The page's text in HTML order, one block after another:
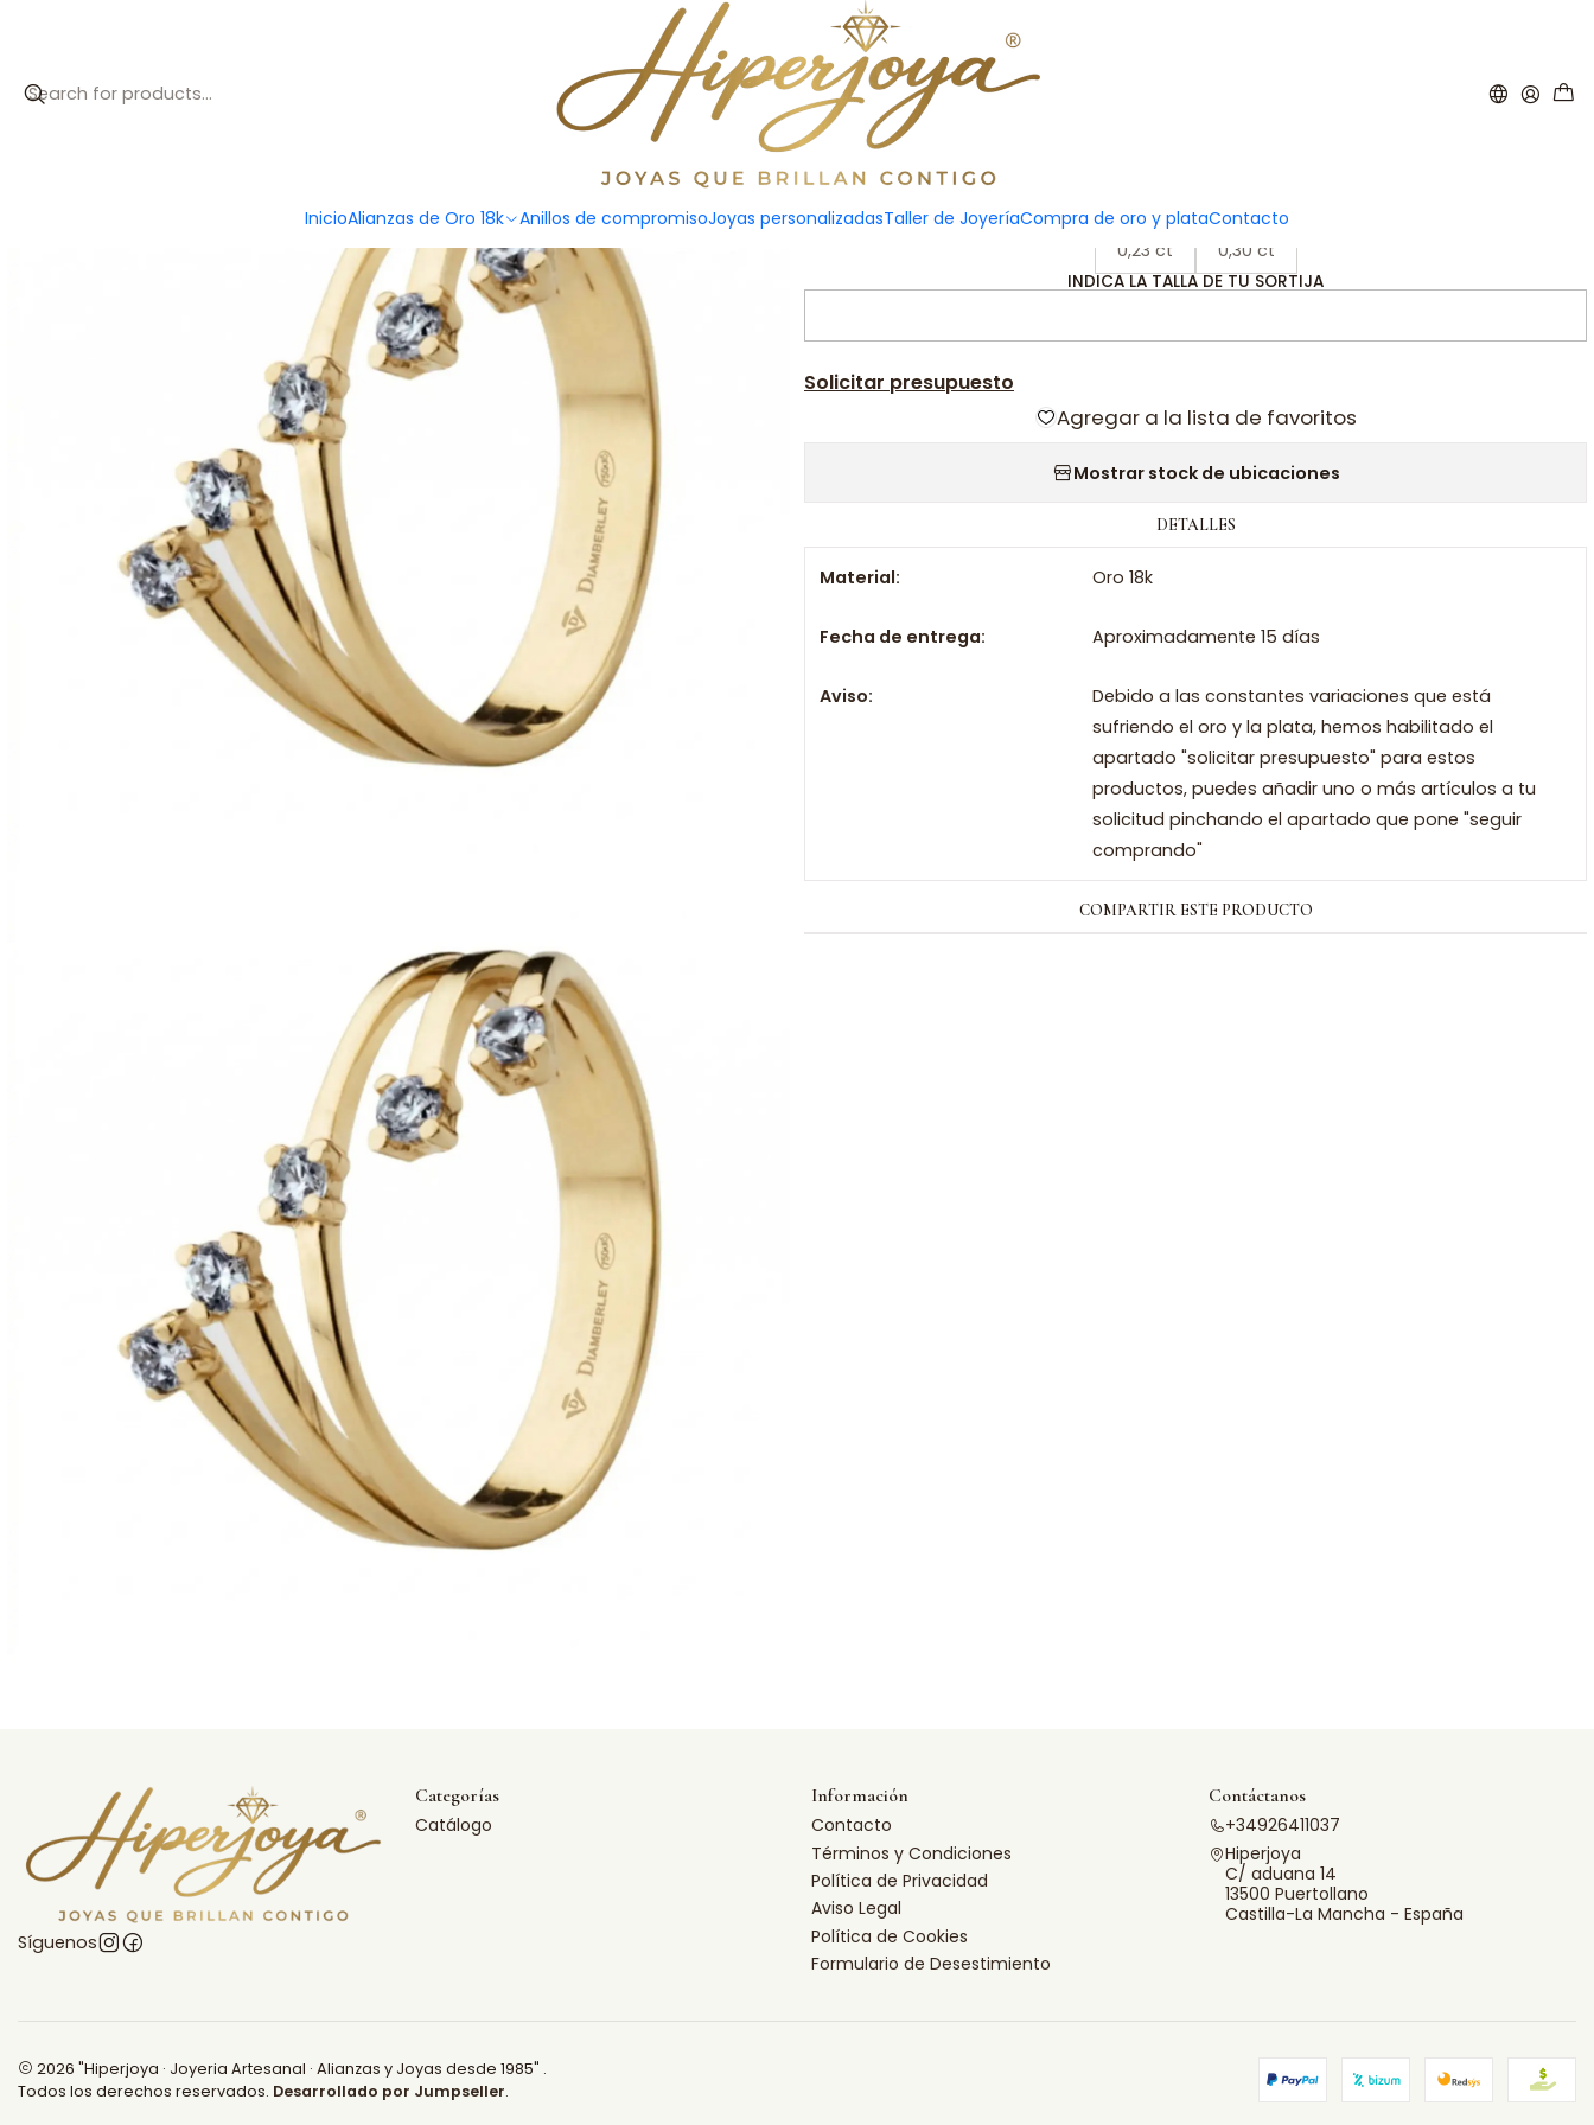
InicioAlianzas de Oro 18k Anillos de compromisoJoyas personalizadasTaller de JoyeríaCompra de oro y plataContacto
Anillo en Oro amarillo 18k
QUILATES
0,23 ct 0,30 ct
INDICA LA TALLA DE TU SORTIJA
Solicitar presupuesto
Agregar a la lista de favoritos
Mostrar stock de ubicaciones
DETALLES
Material: Oro 18k
Fecha de entrega: Aproximadamente 15 días
Aviso:
Debido a las constantes variaciones que está
sufriendo el oro y la plata, hemos habilitado el
apartado "solicitar presupuesto" para estos
productos, puedes añadir uno o más artículos a tu
solicitud pinchando el apartado que pone "seguir
comprando"
COMPARTIR ESTE PRODUCTO
Síguenos
Categorías
Catálogo
Información
Contacto
Términos y Condiciones
Política de Privacidad
Aviso Legal
Política de Cookies
Formulario de Desestimiento
Contáctanos
+34926411037
Hiperjoya
C/ aduana 14
13500 Puertollano
Castilla-La Mancha - España
2026 "Hiperjoya · Joyeria Artesanal · Alianzas y Joyas desde 1985" .
Todos los derechos reservados. Desarrollado por Jumpseller.